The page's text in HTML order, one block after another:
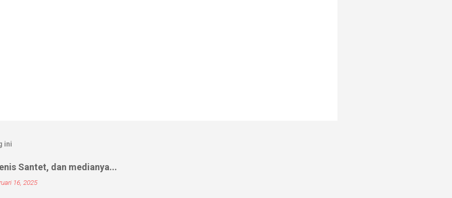
ini
Santet, dan medianya...
16, 2025